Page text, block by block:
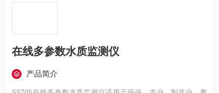
在线多参数水质监测仪
产品简介